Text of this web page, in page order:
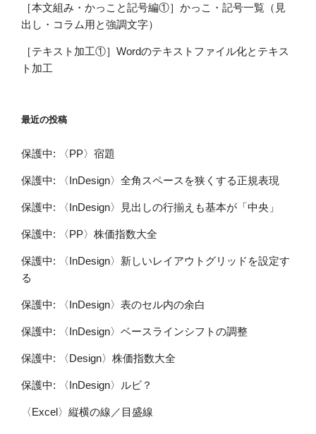
［本文組み・かっこと記号編①］かっこ・記号一覧（見
出し・コラム用と強調文字）
［テキスト加工①］Wordのテキストファイル化とテキス
ト加工
最近の投稿
保護中: 〈PP〉宿題
保護中: 〈InDesign〉全角スペースを狭くする正規表現
保護中: 〈InDesign〉見出しの行揃えも基本が「中央」
保護中: 〈PP〉株価指数大全
保護中: 〈InDesign〉新しいレイアウトグリッドを設定す
る
保護中: 〈InDesign〉表のセル内の余白
保護中: 〈InDesign〉ベースラインシフトの調整
保護中: 〈Design〉株価指数大全
保護中: 〈InDesign〉ルビ？
〈Excel〉縦横の線／目盛線